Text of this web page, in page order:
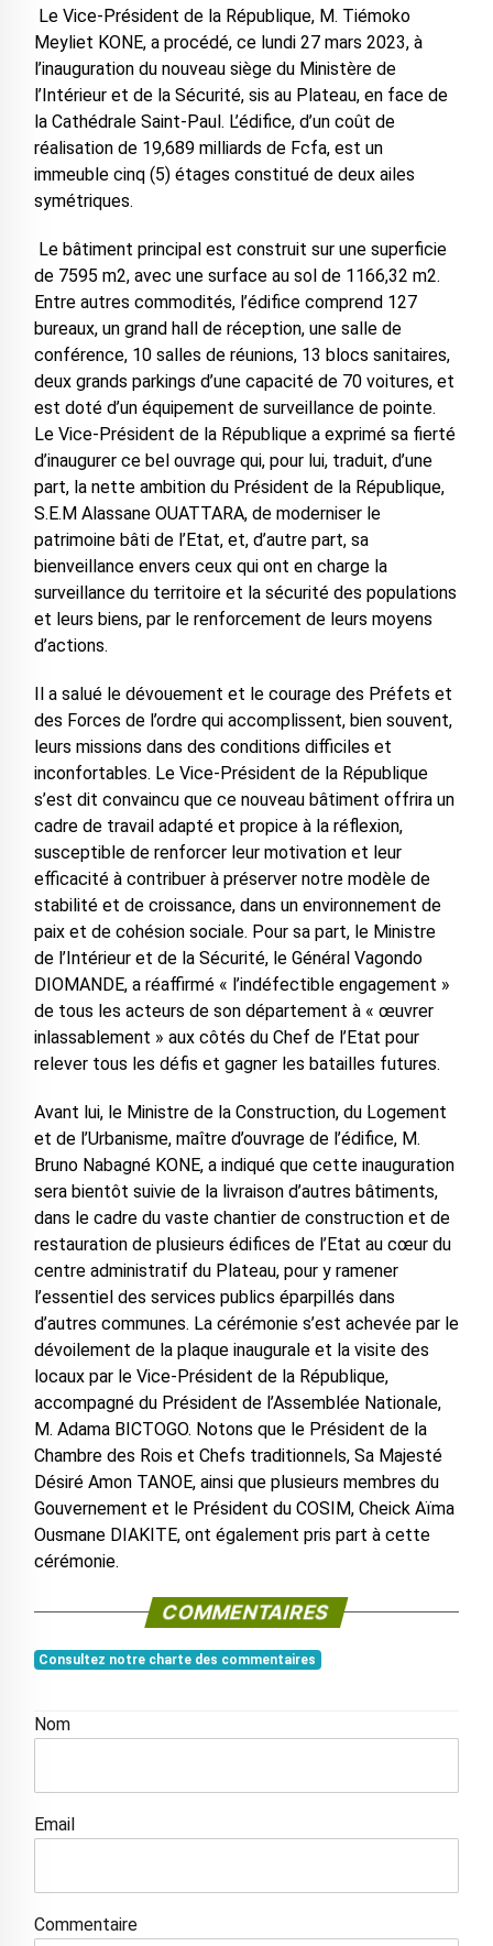
Le Vice-Président de la République, M. Tiémoko
Meyliet KONE, a procédé, ce lundi 27 mars 2023, à
l’inauguration du nouveau siège du Ministère de
l’Intérieur et de la Sécurité, sis au Plateau, en face de
la Cathédrale Saint-Paul. L’édifice, d’un coût de
réalisation de 19,689 milliards de Fcfa, est un
immeuble cinq (5) étages constitué de deux ailes
symétriques.
Le bâtiment principal est construit sur une superficie
de 7595 m2, avec une surface au sol de 1166,32 m2.
Entre autres commodités, l’édifice comprend 127
bureaux, un grand hall de réception, une salle de
conférence, 10 salles de réunions, 13 blocs sanitaires,
deux grands parkings d’une capacité de 70 voitures, et
est doté d’un équipement de surveillance de pointe.
Le Vice-Président de la République a exprimé sa fierté
d’inaugurer ce bel ouvrage qui, pour lui, traduit, d’une
part, la nette ambition du Président de la République,
S.E.M Alassane OUATTARA, de moderniser le
patrimoine bâti de l’Etat, et, d’autre part, sa
bienveillance envers ceux qui ont en charge la
surveillance du territoire et la sécurité des populations
et leurs biens, par le renforcement de leurs moyens
d’actions.
Il a salué le dévouement et le courage des Préfets et
des Forces de l’ordre qui accomplissent, bien souvent,
leurs missions dans des conditions difficiles et
inconfortables. Le Vice-Président de la République
s’est dit convaincu que ce nouveau bâtiment offrira un
cadre de travail adapté et propice à la réflexion,
susceptible de renforcer leur motivation et leur
efficacité à contribuer à préserver notre modèle de
stabilité et de croissance, dans un environnement de
paix et de cohésion sociale. Pour sa part, le Ministre
de l’Intérieur et de la Sécurité, le Général Vagondo
DIOMANDE, a réaffirmé « l’indéfectible engagement »
de tous les acteurs de son département à « œuvrer
inlassablement » aux côtés du Chef de l’Etat pour
relever tous les défis et gagner les batailles futures.
Avant lui, le Ministre de la Construction, du Logement
et de l’Urbanisme, maître d’ouvrage de l’édifice, M.
Bruno Nabagné KONE, a indiqué que cette inauguration
sera bientôt suivie de la livraison d’autres bâtiments,
dans le cadre du vaste chantier de construction et de
restauration de plusieurs édifices de l’Etat au cœur du
centre administratif du Plateau, pour y ramener
l’essentiel des services publics éparpillés dans
d’autres communes. La cérémonie s’est achevée par le
dévoilement de la plaque inaugurale et la visite des
locaux par le Vice-Président de la République,
accompagné du Président de l’Assemblée Nationale,
M. Adama BICTOGO. Notons que le Président de la
Chambre des Rois et Chefs traditionnels, Sa Majesté
Désiré Amon TANOE, ainsi que plusieurs membres du
Gouvernement et le Président du COSIM, Cheick Aïma
Ousmane DIAKITE, ont également pris part à cette
cérémonie.
COMMENTAIRES
Consultez notre charte des commentaires
Nom
Email
Commentaire